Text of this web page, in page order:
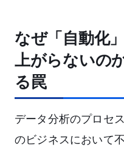
なぜ「自動化
上がらないの
る罠
データ分析のプロセ
のビジネスにおいて